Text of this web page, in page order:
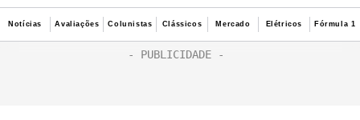
Notícias Avaliações Colunistas Clássicos Mercado Elétricos Fórmula 1